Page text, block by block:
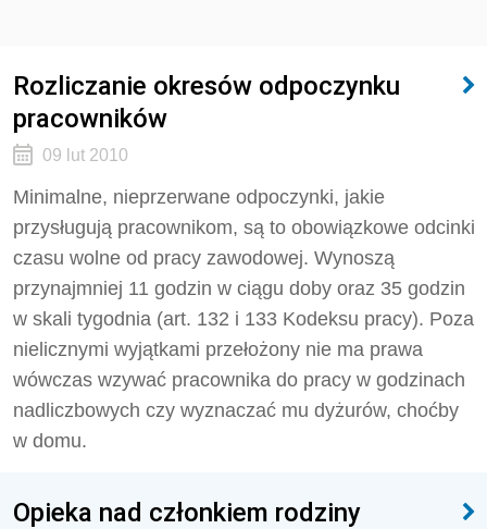
Rozliczanie okresów odpoczynku
pracowników
09 lut 2010
Minimalne, nieprzerwane odpoczynki, jakie
przysługują pracownikom, są to obowiązkowe odcinki
czasu wolne od pracy zawodowej. Wynoszą
przynajmniej 11 godzin w ciągu doby oraz 35 godzin
w skali tygodnia (art. 132 i 133 Kodeksu pracy). Poza
nielicznymi wyjątkami przełożony nie ma prawa
wówczas wzywać pracownika do pracy w godzinach
nadliczbowych czy wyznaczać mu dyżurów, choćby
w domu.
Opieka nad członkiem rodziny